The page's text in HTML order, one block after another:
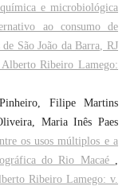
e microbiológica
ao consumo de
São João da Barra, RJ
Ribeiro Lamego:
Filipe Martins
Maria Inês Paes
os usos múltiplos e a
do Rio Macaé
Ribeiro Lamego: v.